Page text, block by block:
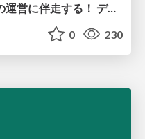
『モンスターストライク』 の運営に伴走する！ データ民主化への 解析グループの3つのアプローチ
0 230